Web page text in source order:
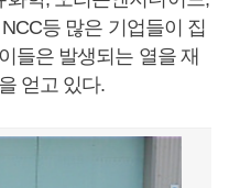
등 많은 기업들이 집
들은 발생되는 열을 재
얻고 있다.